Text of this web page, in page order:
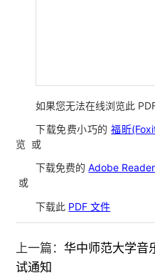
如果您无法在线浏览此
下载免费小巧的福昕
览 或
下载免费的Adobe
或
下载此 PDF 文件
上一篇：华中师范大学音
试通知